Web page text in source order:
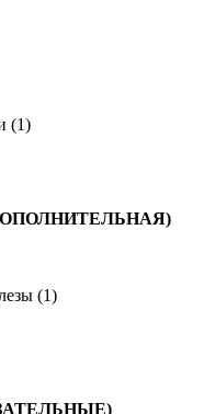
(1)
(ДОПОЛНИТЕЛЬНАЯ)
(1)